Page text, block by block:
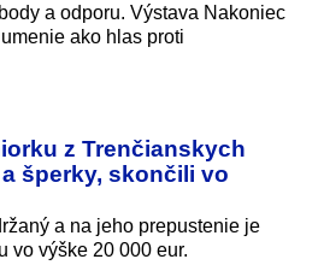
a odporu. Výstava Nakoniec
ako hlas proti
z Trenčianskych
šperky, skončili vo
a na jeho prepustenie je
vo výške 20 000 eur.